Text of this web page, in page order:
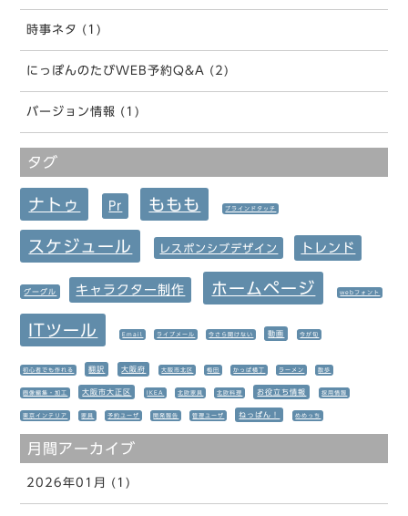
時事ネタ (1)
にっぽんのたびWEB予約Q&A (2)
バージョン情報 (1)
タグ
ナトゥ Pr ももも ブラインドタッチ
スケジュール レスポンシブデザイン トレンド
グーグル キャラクター制作 ホームページ webフォント
ITツール Email ライブメール 今さら聞けない 動画 今が旬
初心者でも作れる 翻訳 大阪府 大阪市北区 梅田 かっぱ横丁 ラーメン 散歩
画像編集・加工 大阪市大正区 IKEA 北欧家具 北欧料理 お役立ち情報 採用情報
東京インテリア 家具 予約ユーザ 開発報告 管理ユーザ ねっぱん！ めめっち
月間アーカイブ
2026年01月 (1)